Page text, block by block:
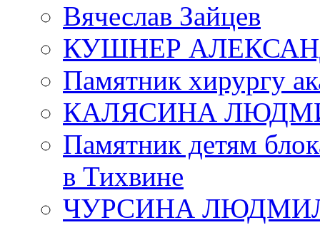
Вячеслав Зайцев
КУШНЕР
Памятник хирургу
КАЛЯСИНА
Памятник детям
в Тихвине
ЧУРСИНА